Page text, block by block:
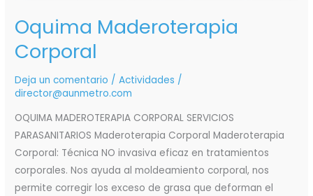
Oquima Maderoterapia
Corporal
Deja un comentario /Actividades /
director@aunmetro.com
OQUIMA MADEROTERAPIA CORPORAL SERVICIOS
PARASANITARIOS Maderoterapia Corporal Maderoterapia
Corporal: Técnica NO invasiva eficaz en tratamientos
corporales. Nos ayuda al moldeamiento corporal, nos
permite corregir los exceso de grasa que deforman el